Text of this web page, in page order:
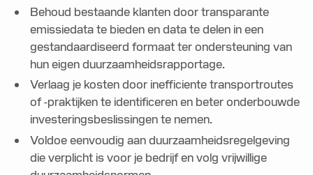
Behoud bestaande klanten door transparante
emissiedata te bieden en data te delen in een
gestandaardiseerd formaat ter ondersteuning van
hun eigen duurzaamheidsrapportage.
Verlaag je kosten door inefficiente transportroutes
of -praktijken te identificeren en beter onderbouwde
investeringsbeslissingen te nemen.
Voldoe eenvoudig aan duurzaamheidsregelgeving
die verplicht is voor je bedrijf en volg vrijwillige